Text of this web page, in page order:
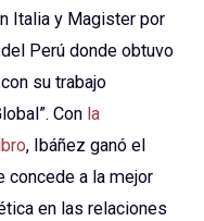
Italia y Magister por
Perú donde obtuvo
su trabajo
Con la
, Ibáñez ganó el
concede a la mejor
en las relaciones